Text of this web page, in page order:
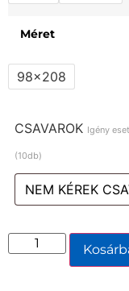
Méret
98x208
CSAVAROK Igény
(10db)